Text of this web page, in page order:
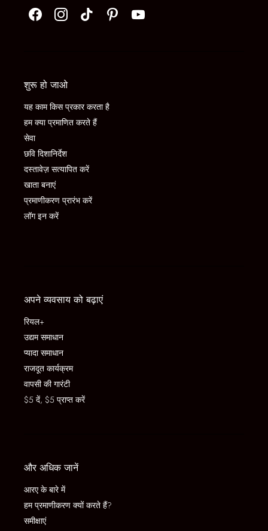
शुरू हो जाओ
यह काम किस प्रकार करता है
हम क्या प्रमाणित करते हैं
सेवा
छवि दिशानिर्देश
दस्तावेज़ सत्यापित करें
खाता बनाएं
प्रमाणीकरण प्रारंभ करें
लॉग इन करें
अपने व्यवसाय को बढ़ाएं
रियल+
उद्यम समाधान
प्यादा समाधान
राजदूत कार्यक्रम
वापसी की गारंटी
$5 दें, $5 प्राप्त करें
और अधिक जानें
आरए के बारे में
हम प्रमाणीकरण क्यों करते हैं?
समीक्षाएं